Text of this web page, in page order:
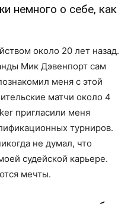
немного о себе, как
около 20 лет назад.
Мик Дэвенпорт сам
меня с этой
матчи около 4
пригласили меня
турниров.
не думал, что
судейской карьере.
мечты.